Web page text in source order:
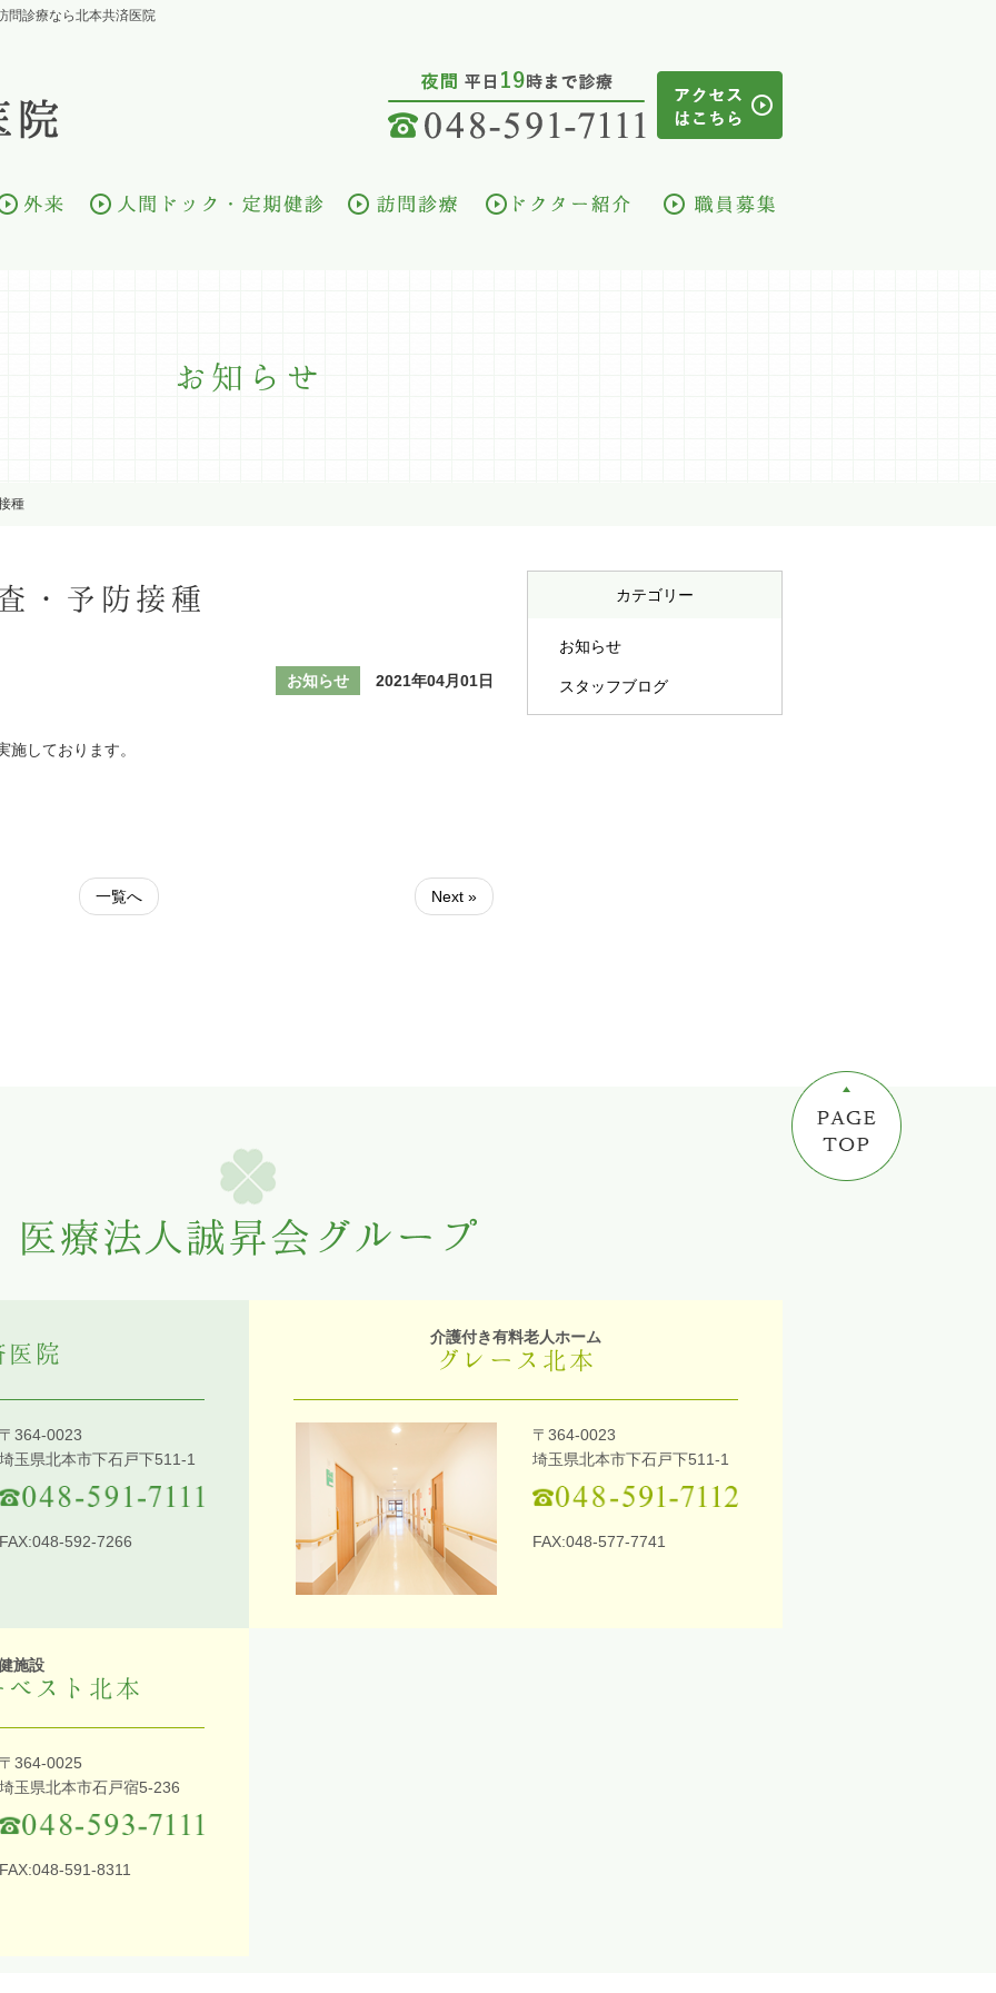
問診療なら北本共済医院
お知らせ
種
・予防接種
お知らせ 2021年04月01日
しております。
一覧へ Next »
カテゴリー
お知らせ
スタッフブログ
医院
〒364-0023
埼玉県北本市下石戸下511-1
FAX:048-592-7266
介護付き有料老人ホーム
グレース北本
〒364-0023
埼玉県北本市下石戸下511-1
FAX:048-577-7741
施設
スト北本
〒364-0025
埼玉県北本市石戸宿5-236
FAX:048-591-8311